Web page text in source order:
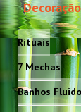
Decoração
Rituais
7 Mechas
Banhos